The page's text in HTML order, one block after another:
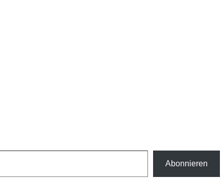
Abonnieren